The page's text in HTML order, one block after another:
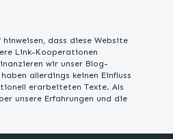
dass diese Website
Link-Kooperationen
wir unser Blog-
allerdings keinen Einfluss
erarbeiteten Texte. Als
unsere Erfahrungen und die